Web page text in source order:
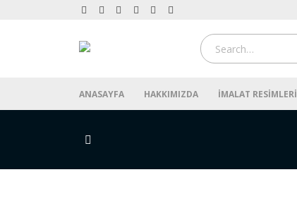
ANASAYFA HAKKIMIZDA İMALAT RESIMLERI